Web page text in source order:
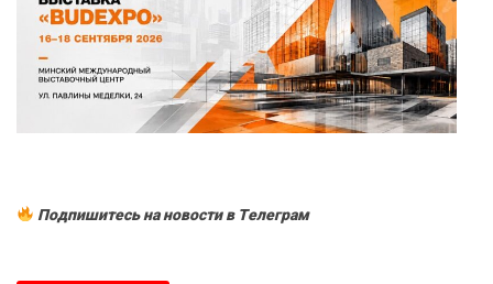
Подпишитесь на новости в Tелеграм